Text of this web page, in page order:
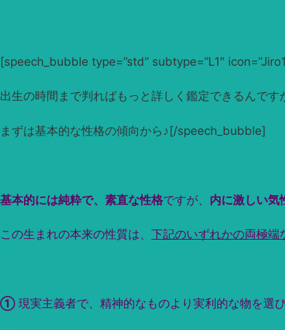
[speech_bubble type=”std” subtype=”L1″
出生の時間まで判ればもっと詳しく鑑定できるんで
まずは基本的な性格の傾向から♪[/speech_bubble]
基本的には純粋で、素直な性格ですが、 内に激しい気
この生まれの本来の性質は、 下記のいずれかの両極端
① 現実主義者で、精神的なものより実利的な物を選